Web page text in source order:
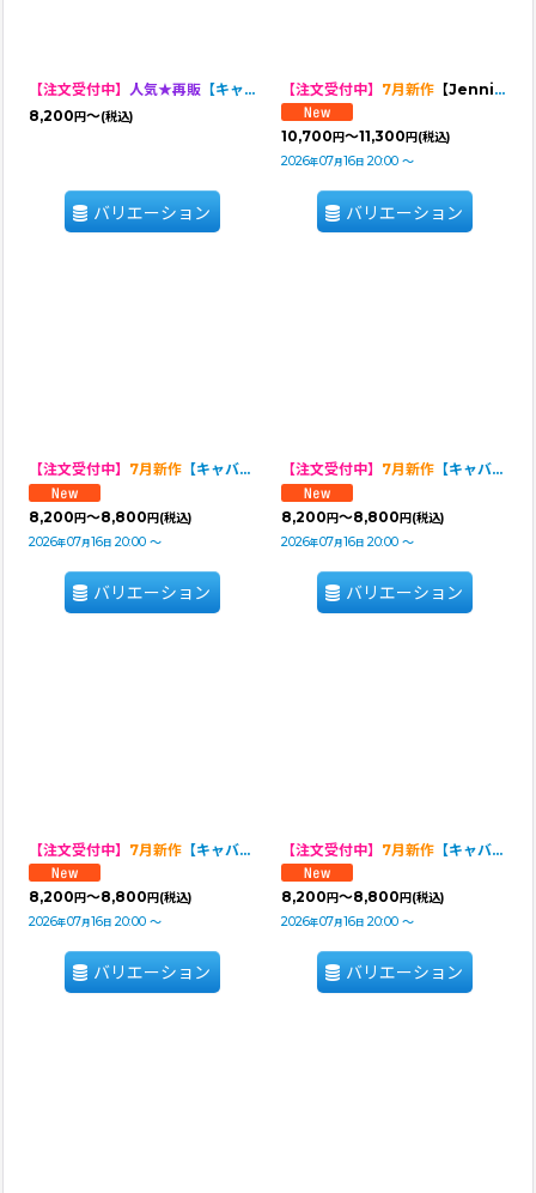
【注文受付中】 人気★再販 【キャバスーツ LIMITED】Elegant
8,200円～(税込)
バリエーション
【注文受付中】 7月新作 【Jennifer & Colour】BALLOON ROMPERS（バルーンロンパース）リゾラバ
10,700 円～11,300 円 (税込)
2026年07月16日 20:00 ～
バリエーション
【注文受付中】 7月新作 【キャバスーツ LIMITED】Airy SMOCK：Grey Camo
8,200円～8,800円(税込)
2026年07月16日 20:00 ～
バリエーション
【注文受付中】 7月新作 【キャバスーツ LIMITED】Airy SMOCK：Camouflage
8,200円～8,800円(税込)
2026年07月16日 20:00 ～
バリエーション
【注文受付中】 7月新作 【キャバスーツ LIMITED】Airy SMOCK：Purple Paisley
8,200円～8,800円(税込)
2026年07月16日 20:00 ～
バリエーション
【注文受付中】 7月新作 【キャバスーツ LIMITED】Airy SMOCK：Green Paisley
8,200円～8,800円(税込)
2026年07月16日 20:00 ～
バリエーション